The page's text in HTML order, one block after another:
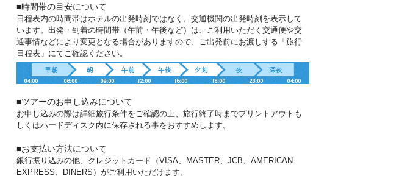
■時間帯の目安について
日程表内の時間帯はホテルの出発時刻ではなく、交通機関の出発時刻を表示して
います。出発・到着の時間帯（午前・午後など）は、ご利用いただく交通便や交
通事情などにより変更となる場合がありますので、ご出発前にお渡しする「旅行
日程表」にてご確認ください。
■ツアーのお申し込みについて
お申し込みの際は詳細旅行条件をご確認の上、旅行終了時までプリントアウトも
しくはハードディスク内に保存される事をおすすめします。
■お支払い方法について
銀行振り込みの他、クレジットカード（VISA、MASTER、JCB、AMERICAN
EXPRESS、DINERS）がご利用いただけます。